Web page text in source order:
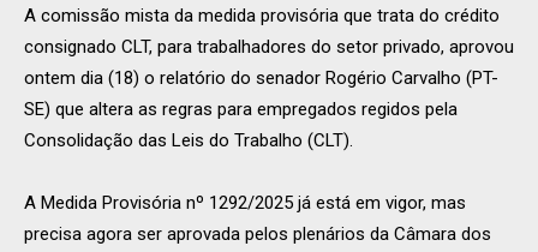
A comissão mista da medida provisória que trata do crédito
consignado CLT, para trabalhadores do setor privado, aprovou
ontem dia (18) o relatório do senador Rogério Carvalho (PT-
SE) que altera as regras para empregados regidos pela
Consolidação das Leis do Trabalho (CLT).
A Medida Provisória nº 1292/2025 já está em vigor, mas
precisa agora ser aprovada pelos plenários da Câmara dos